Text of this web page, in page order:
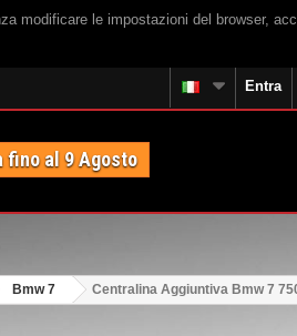
modificare le impostazioni del browser,
Entra
al 9 Agosto
Bmw 7 Centralina Aggiuntiva Bmw 7